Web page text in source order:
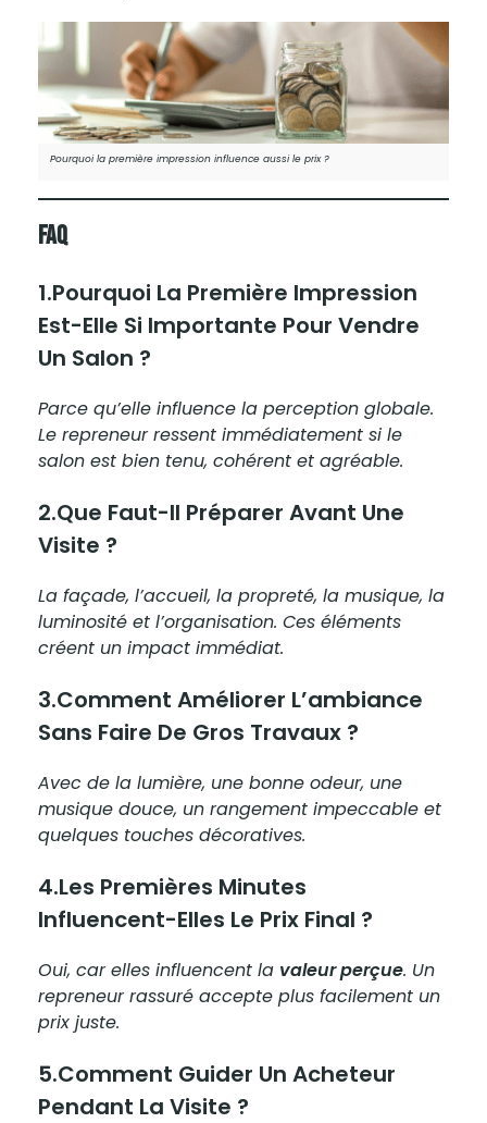
Pourquoi la première impression influence aussi le prix ?
FAQ
1.Pourquoi La Première Impression
Est-Elle Si Importante Pour Vendre
Un Salon ?
Parce qu’elle influence la perception globale.
Le repreneur ressent immédiatement si le
salon est bien tenu, cohérent et agréable.
2.Que Faut-Il Préparer Avant Une
Visite ?
La façade, l’accueil, la propreté, la musique, la
luminosité et l’organisation. Ces éléments
créent un impact immédiat.
3.Comment Améliorer L’ambiance
Sans Faire De Gros Travaux ?
Avec de la lumière, une bonne odeur, une
musique douce, un rangement impeccable et
quelques touches décoratives.
4.Les Premières Minutes
Influencent-Elles Le Prix Final ?
Oui, car elles influencent la valeur perçue. Un
repreneur rassuré accepte plus facilement un
prix juste.
5.Comment Guider Un Acheteur
Pendant La Visite ?